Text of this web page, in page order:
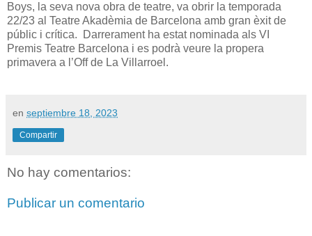
Boys, la seva nova obra de teatre, va obrir la temporada
22/23 al Teatre Akadèmia de Barcelona amb gran èxit de
públic i crítica. Darrerament ha estat nominada als VI
Premis Teatre Barcelona i es podrà veure la propera
primavera a l’Off de La Villarroel.
en septiembre 18, 2023
Compartir
No hay comentarios:
Publicar un comentario